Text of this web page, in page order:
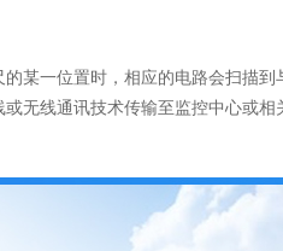
某一位置时，相应的电路会扫描到
无线通讯技术传输至监控中心或相